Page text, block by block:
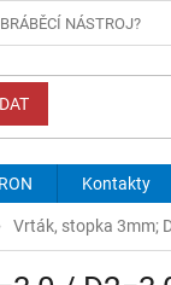
NÁSTROJ?
Kontakty
Vrták, stopka 3mm;